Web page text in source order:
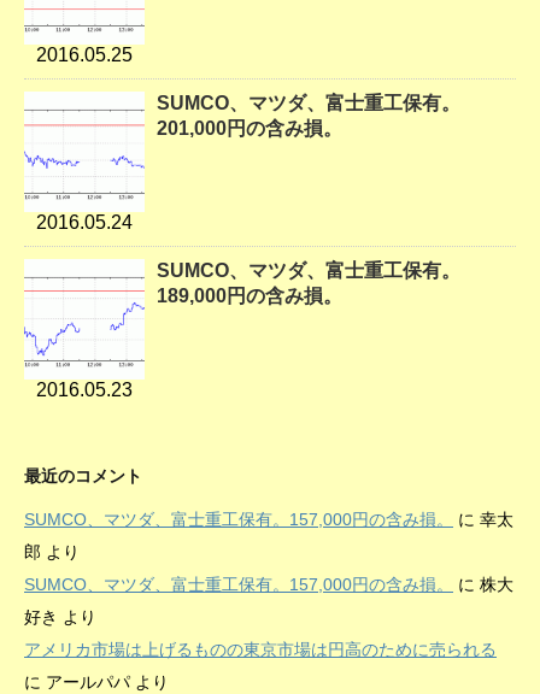
2016.05.25
2016.05.24
SUMCO、マツダ、富士重工保有。
201,000円の含み損。
2016.05.23
SUMCO、マツダ、富士重工保有。
189,000円の含み損。
最近のコメント
SUMCO、マツダ、富士重工保有。157,000円の含み損。 に 幸太
郎 より
SUMCO、マツダ、富士重工保有。157,000円の含み損。
に 株大
好き より
アメリカ市場は上げるものの東京市場は円高のために売られる
に アールパパ より